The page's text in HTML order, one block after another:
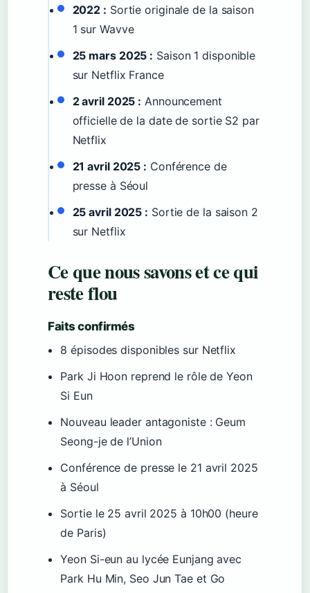
2022 : Sortie originale de la saison
1 sur Wavve
25 mars 2025 : Saison 1 disponible
sur Netflix France
2 avril 2025 : Announcement
officielle de la date de sortie S2 par
Netflix
21 avril 2025 : Conférence de
presse à Séoul
25 avril 2025 : Sortie de la saison 2
sur Netflix
Ce que nous savons et ce qui
reste flou
Faits confirmés
8 épisodes disponibles sur Netflix
Park Ji Hoon reprend le rôle de Yeon
Si Eun
Nouveau leader antagoniste : Geum
Seong-je de l’Union
Conférence de presse le 21 avril 2025
à Séoul
Sortie le 25 avril 2025 à 10h00 (heure
de Paris)
Yeon Si-eun au lycée Eunjang avec
Park Hu Min, Seo Jun Tae et Go